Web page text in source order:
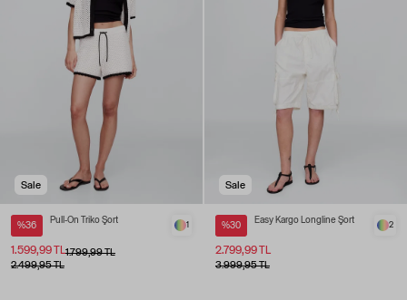
Sale
%36
Pull-On Triko Şort
1.799,99 TL
1.599,99 TL
1
2.499,95 TL
Sale
%30
Easy Kargo Longline Şort
2.799,99 TL
2
3.999,95 TL